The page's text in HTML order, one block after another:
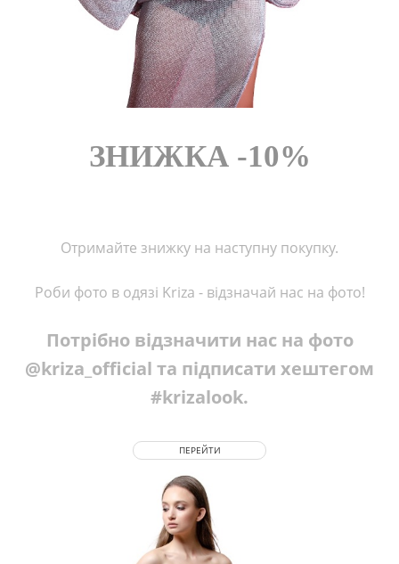
ЗНИЖКА -10%
Отримайте знижку на наступну покупку.
Роби фото в одязі Kriza - відзначай нас на фото!
Потрібно відзначити нас на фото
@kriza_official та підписати хештегом
#krizalook.
ПЕРЕЙТИ